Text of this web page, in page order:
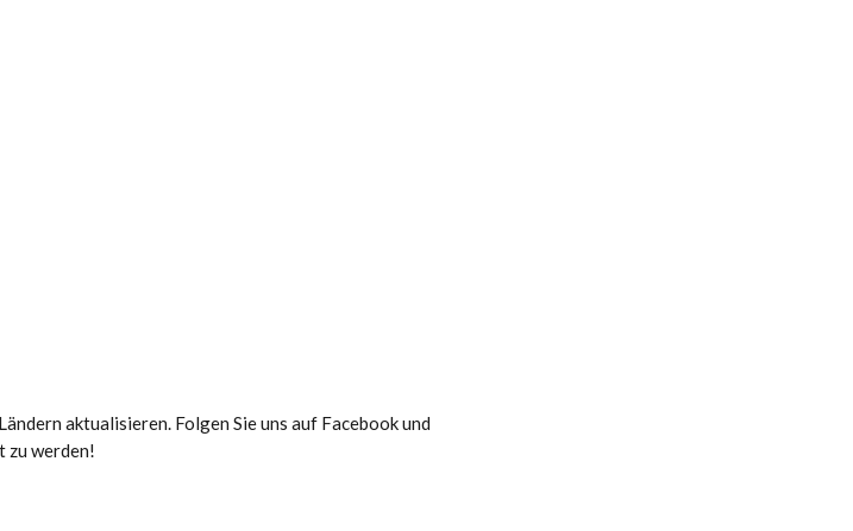
aktualisieren. Folgen Sie uns auf Facebook und
zu werden!